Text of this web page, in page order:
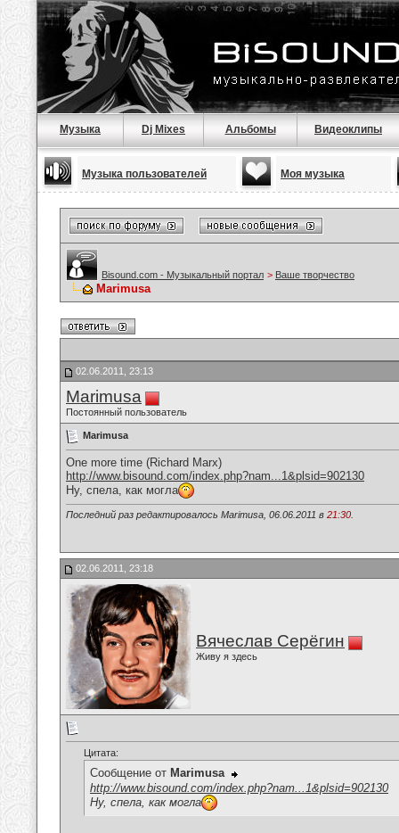
Музыка Dj Mixes Альбомы Видеоклипы
Музыка пользователей Моя музыка
Bisound.com - Музыкальный портал > Ваше творчество
Marimusa
02.06.2011, 23:13
Marimusa
Постоянный пользователь
Marimusa
One more time (Richard Marx)
http://www.bisound.com/index.php?nam...1&plsid=902130
Ну, спела, как могла
Последний раз редактировалось Marimusa, 06.06.2011 в 21:30
02.06.2011, 23:18
Вячеслав Серёгин
Живу я здесь
Цитата:
Сообщение от Marimusa
http://www.bisound.com/index.php?nam...1&plsid=902130
Ну, спела, как могла